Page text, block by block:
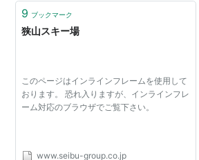
時４５分に受付にゆくと入場待ちは１
9 ブックマーク
狭山スキー場
このページはインラインフレームを使用して
おります。 恐れ入りますが、インラインフレ
ーム対応のブラウザでご覧下さい。
www.seibu-group.co.jp